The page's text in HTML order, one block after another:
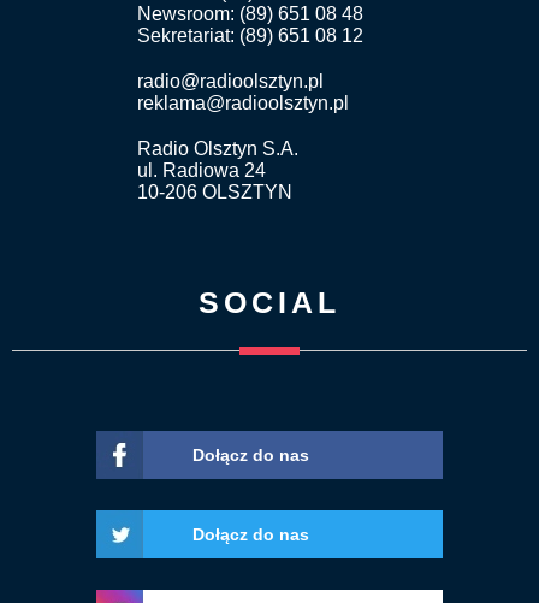
Newsroom: (89) 651 08 48
Sekretariat: (89) 651 08 12
radio@radioolsztyn.pl
reklama@radioolsztyn.pl
Radio Olsztyn S.A.
ul. Radiowa 24
10-206 OLSZTYN
SOCIAL
Dołącz do nas
Dołącz do nas